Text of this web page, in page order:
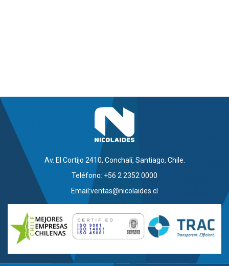
Av. El Cortijo 2410, Conchalí, Santiago, Chile.
Teléfono: +56 2 2352 0000
Email:ventas@nicolaides.cl